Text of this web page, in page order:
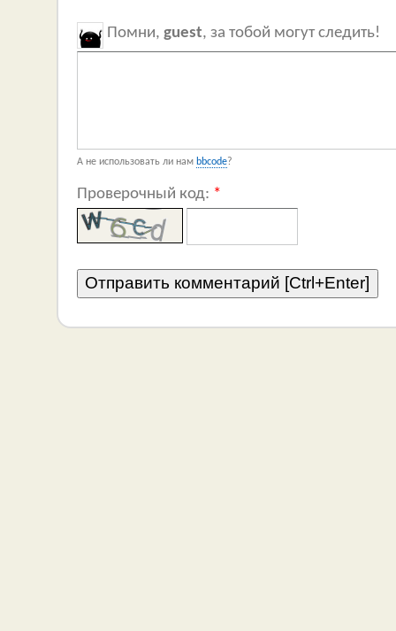
Помни, guest, за тобой могут следить!
А не использовать ли нам bbcode?
Проверочный код: *